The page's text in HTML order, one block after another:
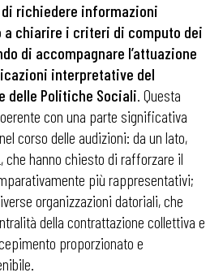
richiedere informazioni
chiarire i criteri di computo dei
di accompagnare l’attuazione
interpretative del
delle Politiche Sociali. Questa
con una parte significativa
corso delle audizioni: da un lato,
che hanno chiesto di rafforzare il
più rappresentativi;
organizzazioni datoriali, che
della contrattazione collettiva e
proporzionato e